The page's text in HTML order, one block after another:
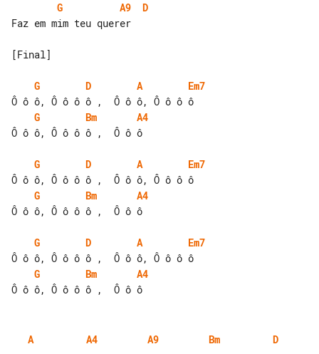
G
A9
D
Faz em mim teu querer
[Final]
G D A
Em7
G
Bm
A4
Ô ô ô, Ô ô ô ô ,  Ô ô ô
G D A
Em7
G
Bm
A4
Ô ô ô, Ô ô ô ô ,  Ô ô ô
G D A
Em7
G
Bm
A4
A A4 A9 Bm D